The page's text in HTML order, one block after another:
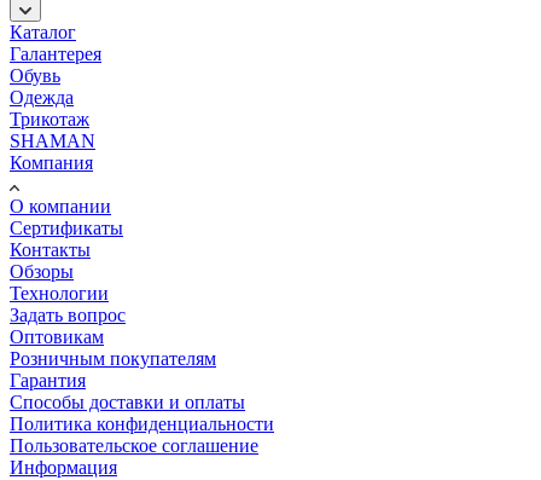
Каталог
Галантерея
Обувь
Одежда
Трикотаж
SHAMAN
Компания
О компании
Сертификаты
Контакты
Обзоры
Технологии
Задать вопрос
Оптовикам
Розничным покупателям
Гарантия
Способы доставки и оплаты
Политика конфиденциальности
Пользовательское соглашение
Информация